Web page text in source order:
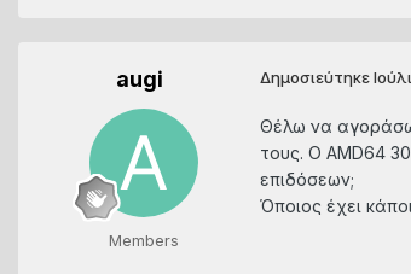
augi
Members
Δημοσιεύτηκε
Θέλω να αγοράσω
τους. Ο AMD64
επιδόσεων;
Όποιος έχει